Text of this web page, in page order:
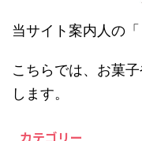
当サイト案内人の「
こちらでは、お菓
します。
カテゴリー